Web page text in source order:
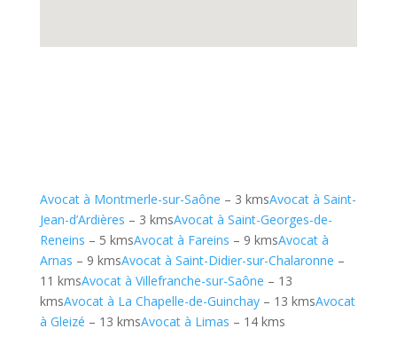
Avocat à Montmerle-sur-Saône – 3 kmsAvocat à Saint-
Jean-d’Ardières – 3 kmsAvocat à Saint-Georges-de-
Reneins – 5 kmsAvocat à Fareins – 9 kmsAvocat à
Arnas – 9 kmsAvocat à Saint-Didier-sur-Chalaronne –
11 kmsAvocat à Villefranche-sur-Saône – 13
kmsAvocat à La Chapelle-de-Guinchay– 13 kmsAvocat
à Gleizé – 13 kmsAvocat à Limas – 14 kms